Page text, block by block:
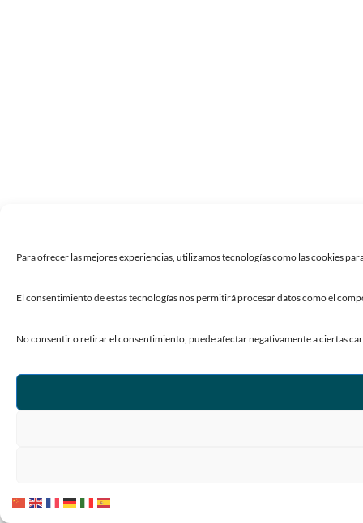
Para ofrecer las mejores experiencias, utilizamos tecnologías como las cookies
El consentimiento de estas tecnologías nos permitirá procesar datos como el
No consentir o retirar el consentimiento, puede afectar negativamente a ciertas